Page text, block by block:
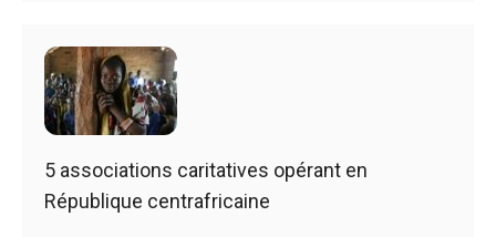
5 associations caritatives opérant en
République centrafricaine